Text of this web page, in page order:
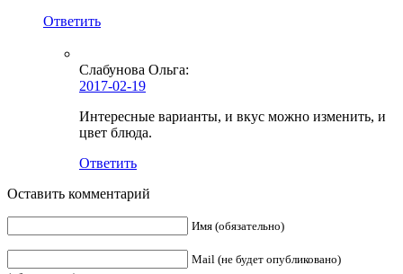
Ответить
Слабунова Ольга:
2017-02-19
Интересные варианты, и вкус можно изменить, и
цвет блюда.
Ответить
Оставить комментарий
Имя (обязательно)
Mail (не будет опубликовано)